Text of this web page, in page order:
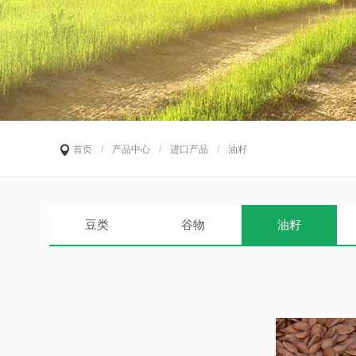
首页 / 产品中心 / 进口产品 / 油籽
豆类 谷物 油籽